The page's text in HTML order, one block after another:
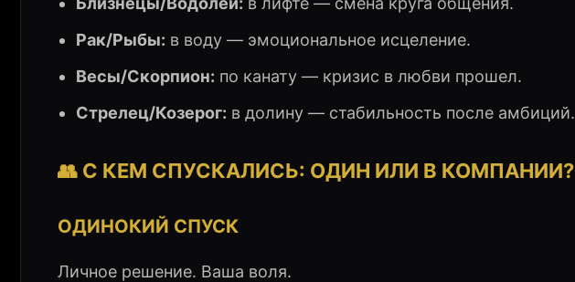
Рак/Рыбы: в воду — эмоциональное исцеление.
Весы/Скорпион: по канату — кризис в любви прошел.
Стрелец/Козерог: в долину — стабильность после амбиций.
👥 С КЕМ СПУСКАЛИСЬ: ОДИН ИЛИ В КОМПАНИИ?
ОДИНОКИЙ СПУСК
Личное решение. Ваша воля.